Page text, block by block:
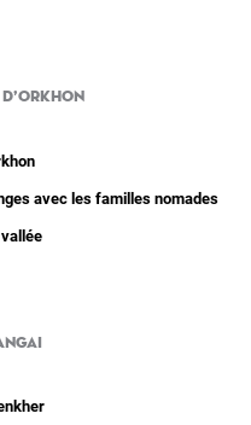
avec les familles nomades